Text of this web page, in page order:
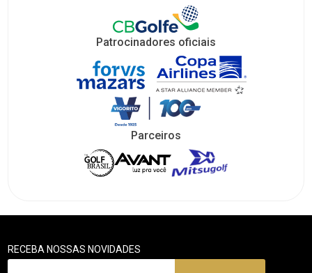
Patrocinadores oficiais
Parceiros
RECEBA NOSSAS NOVIDADES